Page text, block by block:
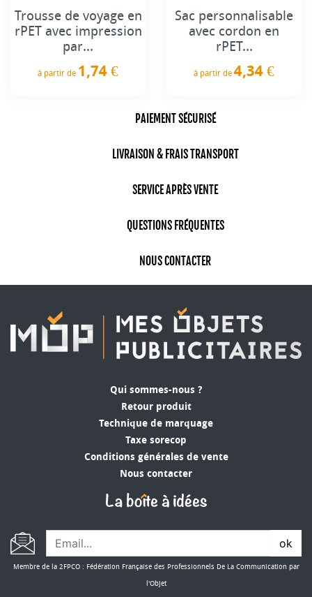
Trousse de voyage en
rPET avec impression
par...
à partir de 1,74 €
Sac personnalisable
avec cordon en
rPET...
à partir de 4,34 €
PAIEMENT SÉCURISÉ
LIVRAISON & FRAIS TRANSPORT
SERVICE APRÈS VENTE
QUESTIONS FRÉQUENTES
NOUS CONTACTER
Qui sommes-nous ?
Retour produit
Technique de marquage
Taxe sorecop
Conditions générales de vente
Nous contacter
ok
Membre de la 2FPCO : Fédération Française des Professionnels De La Communication par
l'Objet